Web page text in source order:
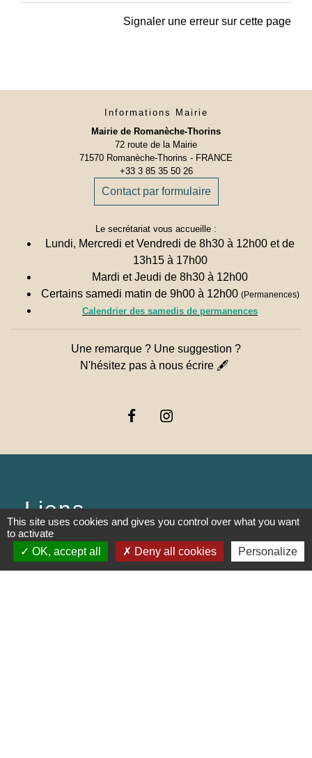
Signaler une erreur sur cette page
Informations Mairie
Mairie de Romanèche-Thorins
72 route de la Mairie
71570 Romanèche-Thorins - FRANCE
+33 3 85 35 50 26
Contact par formulaire
Le secrétariat vous accueille :
Lundi, Mercredi et Vendredi de 8h30 à 12h00 et de
13h15 à 17h00
Mardi et Jeudi de 8h30 à 12h00
Certains samedi matin de 9h00 à 12h00 (Permanences)
Calendrier des samedis de permanences
Une remarque ? Une suggestion ?
N'hésitez pas à nous écrire 🖋
Liens
PREFECTURE DE SAÔNE ET
LOIRE
This site uses cookies and gives you control over what you want
to activate
OK, accept all
Deny all cookies Personalize